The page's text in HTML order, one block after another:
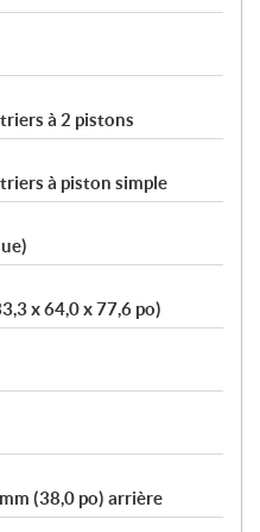
à 2 pistons
à piston simple
x 64,0 x 77,6 po)
(38,0 po) arrière